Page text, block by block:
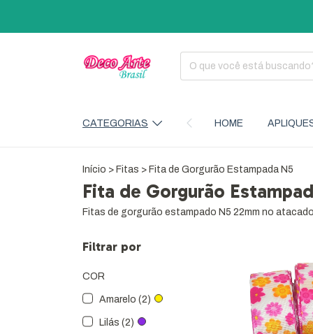
CATEGORIAS HOME
Início > Fitas > Fita de Gorgurão Estampada N5
Fita de Gorgurão
Fitas de gorgurão estampado N5 22mm no
Filtrar por
COR
Amarelo (2)
Lilás (2)